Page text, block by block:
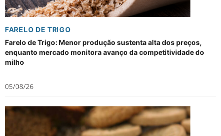
FARELO DE TRIGO
Farelo de Trigo: Menor produção sustenta alta dos preços,
enquanto mercado monitora avanço da competitividade do
milho
05/08/26